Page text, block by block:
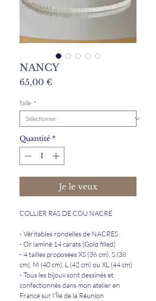
NANCY
65,00 €
Taille *
Quantité *
Je le veux
COLLIER RAS DE COU NACRE
- Véritables rondelles de NACRES
- Or laminé 14 carats (Gold filled)
- 4 tailles proposées XS (36 cm), S (38
cm), M (40 cm), L (42 cm) ou XL (44 cm)
- Tous les bijoux sont dessinés et
confectionnés dans mon atelier en
France sur l'Île de la Réunion